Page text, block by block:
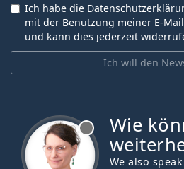
Ich will den
Ich habe die
mit der Benutzung meiner E-
und kann dies jederzeit
Wie
We also